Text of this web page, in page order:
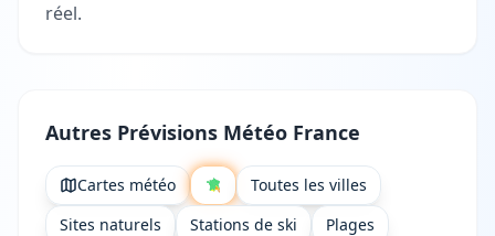
réel.
Autres Prévisions Météo France
Cartes météo
Toutes les villes
Sites naturels
Stations de ski Plages